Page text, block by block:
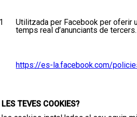
Utilitzada per Facebook per oferir
temps real d’anunciants de tercers.
https://es-la.facebook.com/
TEVES COOKIES?